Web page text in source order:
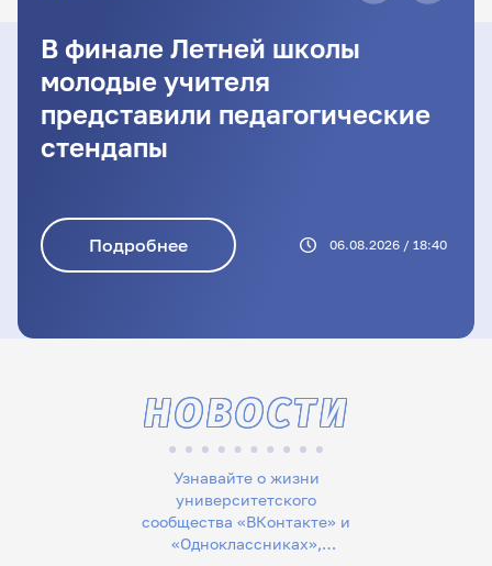
В финале Летней школы
молодые учителя
представили педагогические
стендапы
Подробнее 06.08.2026 / 18:40
Узнавайте о жизни
университетского
сообщества «ВКонтакте» и
«Одноклассниках»,
НОВОСТИ